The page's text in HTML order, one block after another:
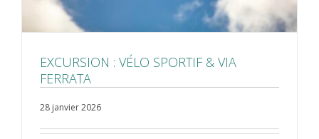
EXCURSION : VÉLO SPORTIF & VIA
FERRATA
28 janvier 2026